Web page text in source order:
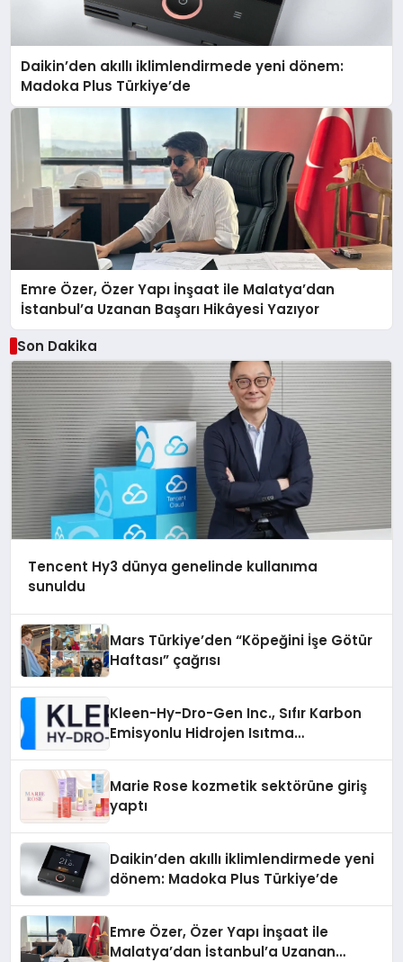
Daikin’den akıllı iklimlendirmede yeni dönem:
Madoka Plus Türkiye’de
Emre Özer, Özer Yapı İnşaat ile Malatya’dan
İstanbul’a Uzanan Başarı Hikâyesi Yazıyor
Son Dakika
Tencent Hy3 dünya genelinde kullanıma
sunuldu
Mars Türkiye’den “Köpeğini İşe Götür
Haftası” çağrısı
Kleen-Hy-Dro-Gen Inc., Sıfır Karbon
Emisyonlu Hidrojen Isıtma
Marie Rose kozmetik sektörüne giriş
yaptı
Daikin’den akıllı iklimlendirmede yeni
dönem: Madoka Plus Türkiye’de
Emre Özer, Özer Yapı İnşaat ile
Malatya’dan İstanbul’a Uzanan